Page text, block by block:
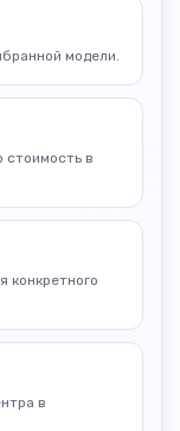
модели.
стоимость в
конкретного
в